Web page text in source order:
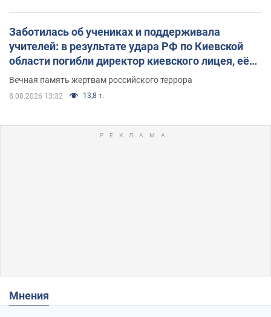
Заботилась об учениках и поддерживала
учителей: в результате удара РФ по Киевской
области погибли директор киевского лицея, её
муж и внук
Вечная память жертвам российского террора
8.08.2026 13:32 13,8 т.
Мнения